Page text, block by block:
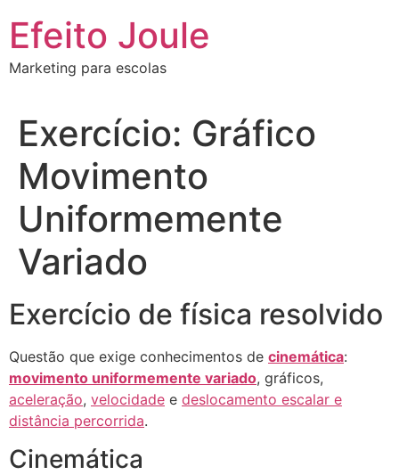
para
conteúdo
Efeito Joule
Marketing para escolas
Exercício: Gráfico
Movimento
Uniformemente
Variado
Exercício de física resolvido
Questão que exige conhecimentos de cinemática:
movimento uniformemente variado, gráficos,
aceleração, velocidade e deslocamento escalar e
distância percorrida.
Cinemática